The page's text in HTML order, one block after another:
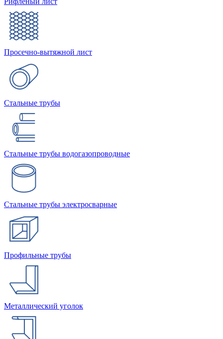
Просечно-вытяжной лист
Стальные трубы
Стальные трубы водогазопроводные
Стальные трубы электросварные
Профильные трубы
Металлический уголок